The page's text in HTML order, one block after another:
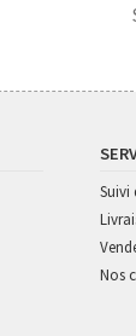
Suivi
Nos